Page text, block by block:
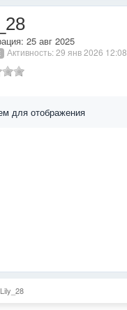
25 авг 2025
Активность: 29 янв 2026 12:08
для отображения